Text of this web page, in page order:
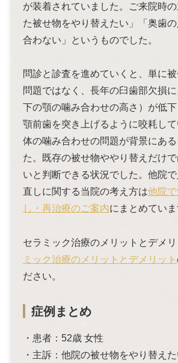
が装着されていました。ご来院時
た被せ物をやり替えたい」「奥歯
合わない」というものでした。
問診と診査を進めていくと、単に
問題ではなく、長年の臼歯部欠損
下の顎の噛み合わせの高さ）が低
顎前歯を突き上げるように咬耗し
体の噛み合わせの問題が背景にあ
た。既存の被せ物ややり替えだけ
いと判断できる状況でした。他院
直しに関する当院の考え方は他院
し・再治療のご案内にまとめていま
セラミック治療のメリットとデメリ
ミック治療のメリットとデメリット
ださい。
症例まとめ
・患者：52歳 女性
・主訴：他院の被せ物をやり替え